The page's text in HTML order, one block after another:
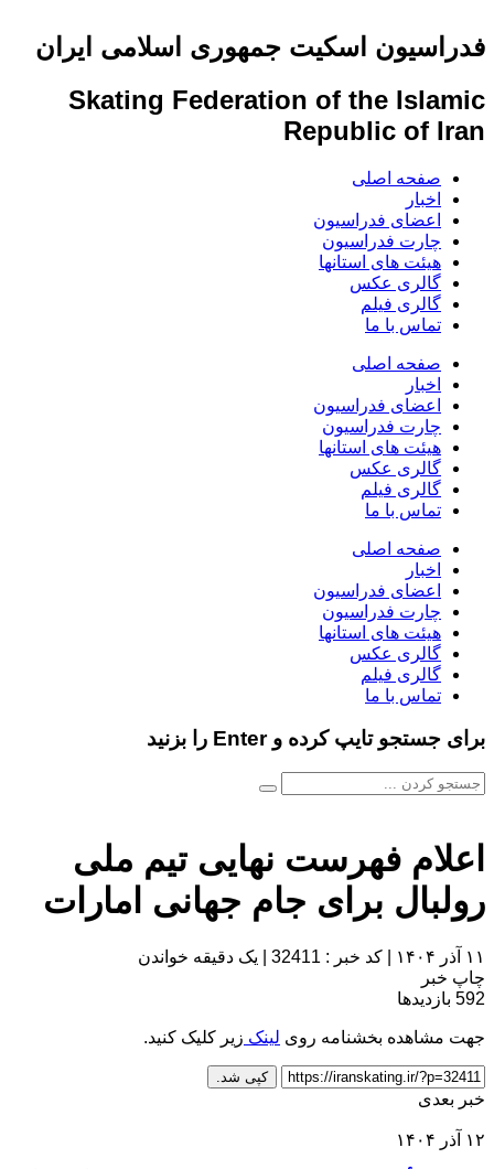
فدراسیون اسکیت جمهوری اسلامی ایران
Skating Federation of the Islamic
Republic of Iran
صفحه اصلی
اخبار
اعضای فدراسیون
چارت فدراسیون
هیئت های استانها
گالری عکس
گالری فیلم
تماس با ما
صفحه اصلی
اخبار
اعضای فدراسیون
چارت فدراسیون
هیئت های استانها
گالری عکس
گالری فیلم
تماس با ما
صفحه اصلی
اخبار
اعضای فدراسیون
چارت فدراسیون
هیئت های استانها
گالری عکس
گالری فیلم
تماس با ما
برای جستجو تایپ کرده و Enter را بزنید
اعلام فهرست نهایی تیم ملی
رولبال برای جام جهانی امارات
۱۱ آذر ۱۴۰۴ کد خبر : 32411
یک دقیقه خواندن
چاپ خبر
592 بازدیدها
جهت مشاهده بخشنامه روی لینک زیر کلیک کنید.
کپی شد.
خبر بعدی
۱۲ آذر ۱۴۰۴